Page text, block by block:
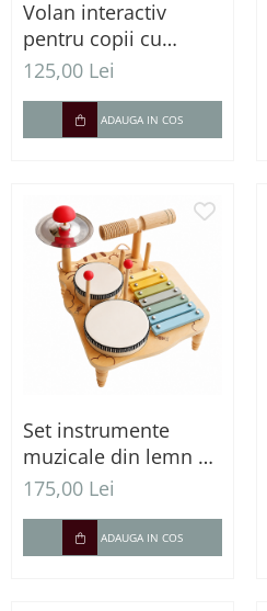
Volan interactiv
pentru copii cu
simulare de condus,
efecte sonore
125,00 Lei
ADAUGA IN COS
Set instrumente
muzicale din lemn –
Tobă, xilofon,
accesorii
175,00 Lei
ADAUGA IN COS